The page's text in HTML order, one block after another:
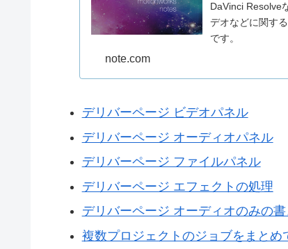
DaVinci Resolve
デオなどに関す
です。
note.com
デリバーページ ビデオパネル
デリバーページ オーディオパネル
デリバーページ ファイルパネル
デリバーページ エフェクトの処理
デリバーページ オーディオのみの書
複数プロジェクトのジョブをまとめ